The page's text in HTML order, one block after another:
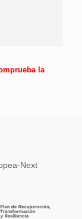
la
Next